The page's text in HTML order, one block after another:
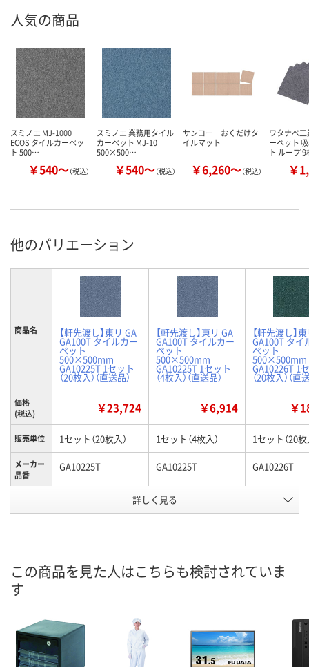
人気の商品
スミノエ MJ-1000
ECOS タイルカーペッ
ト 500…
￥540～（税込）
スミノエ 業務用タイル
カーペット MJ-10
500×500…
￥540～（税込）
サンコー おくだけタ
イルマット
￥6,260～（税込）
ワタナベ
ーペット
ト ループ
￥
他のバリエーション
商品名 【軒先渡し】東リ GA
GA100T タイルカー
ペット
500×500mm
GA10225T 1セット
（20枚入）（直送品）
【軒先渡し】東リ GA
GA100T タイルカー
ペット
500×500mm
GA10225T 1セット
（4枚入）（直送品）
【軒先渡し】
GA100T タイ
ペット
500×500mm
GA10226T 1
（20枚入）（直
価格
(税込)
￥23,724 ￥6,914 ￥
販売単位 1セット（20枚入） 1セット（4枚入） 1セット（20枚
メーカー
品番
GA10225T GA10225T GA10226T
AK38456 AK37348
9月1日（火）まで
カゴへ カ
詳しく見る
この商品を見た人はこちらも検討されていま
す